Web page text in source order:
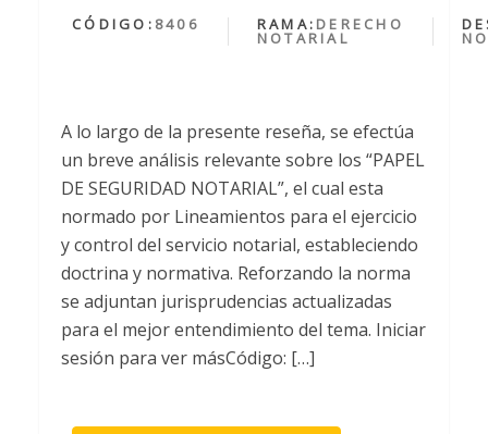
CÓDIGO: 8406 RAMA: DERECHO
NOTARIAL
A lo largo de la presente reseña, se efectúa
un breve análisis relevante sobre los “PAPEL
DE SEGURIDAD NOTARIAL”, el cual esta
normado por Lineamientos para el ejercicio
y control del servicio notarial, estableciendo
doctrina y normativa. Reforzando la norma
se adjuntan jurisprudencias actualizadas
para el mejor entendimiento del tema. Iniciar
sesión para ver másCódigo: […]